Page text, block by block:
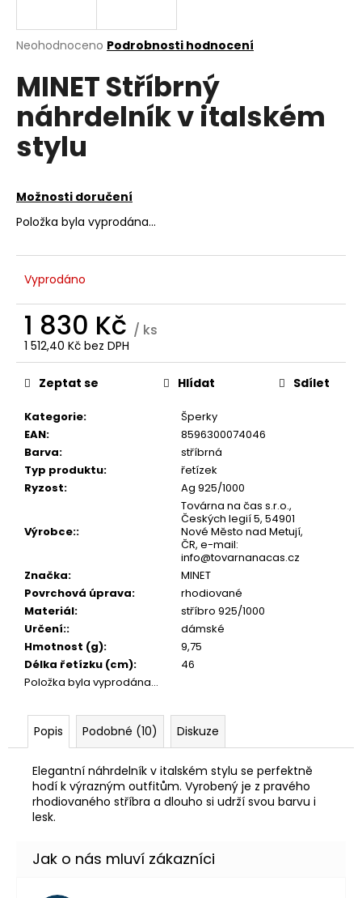
Průměrné
produktu
je
5
hvězdiček.
Neohodnoceno Podrobnosti hodnocení
MINET Stříbrný
náhrdelník v italském
stylu
Možnosti doručení
Položka byla vyprodána…
Vyprodáno
1 830 Kč / ks
1 512,40 Kč bez DPH
Měrná
cena:
Kategorie:
Šperky
EAN:
8596300074046
Barva:
stříbrná
Typ produktu:
řetízek
Ryzost: Ag 925/1000
Výrobce::
Továrna na čas s.r.o.,
Českých legií 5, 54901
Nové Město nad Metují,
ČR, e-mail:
info@tovarnanacas.cz
Značka:
MINET
Povrchová úprava:
rhodiované
Materiál:
stříbro 925/1000
Určení::
dámské
Hmotnost (g):
9,75
Délka řetízku (cm):
46
Položka byla vyprodána…
Zeptat se Hlídat Sdílet
Popis Podobné (10) Diskuze
Elegantní náhrdelník v italském stylu se perfektně
hodí k výrazným outfitům. Vyrobený je z pravého
rhodiovaného stříbra a dlouho si udrží svou barvu i
lesk.
j
t
?
D
o
o
u
č
u
e
m
e